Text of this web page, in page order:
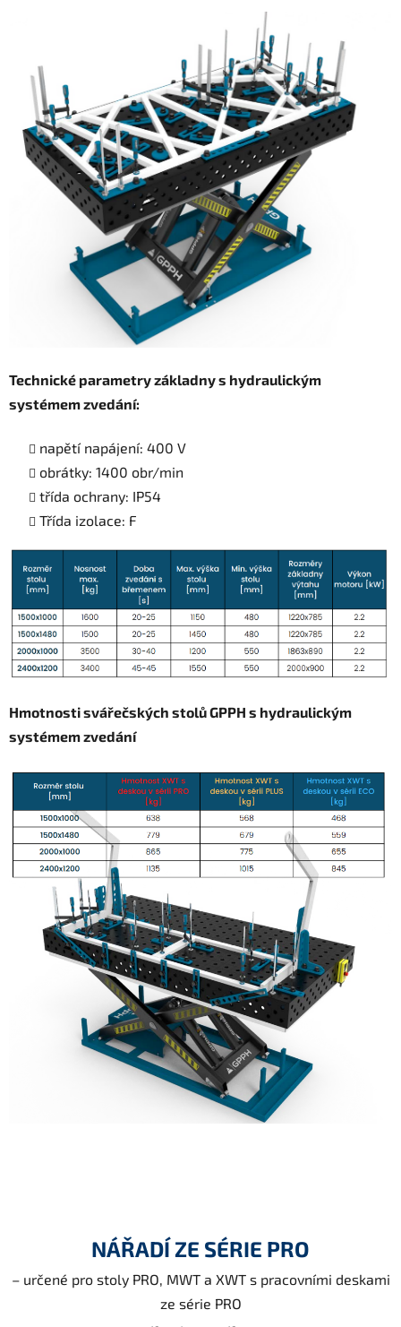
Technické parametry základny s hydraulickým
systémem zvedání:
napětí napájení: 400 V
obrátky: 1400 obr/min
třída ochrany: IP54
Třída izolace: F
Hmotnosti svářečských stolů GPPH s hydraulickým
systémem zvedání
NÁŘADÍ ZE SÉRIE PRO
– určené pro stoly PRO, MWT a XWT s pracovními deskami
ze série PRO